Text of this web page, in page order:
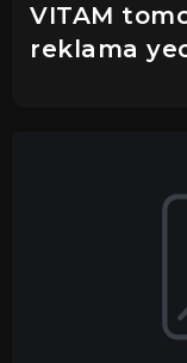
VITAM
reklama